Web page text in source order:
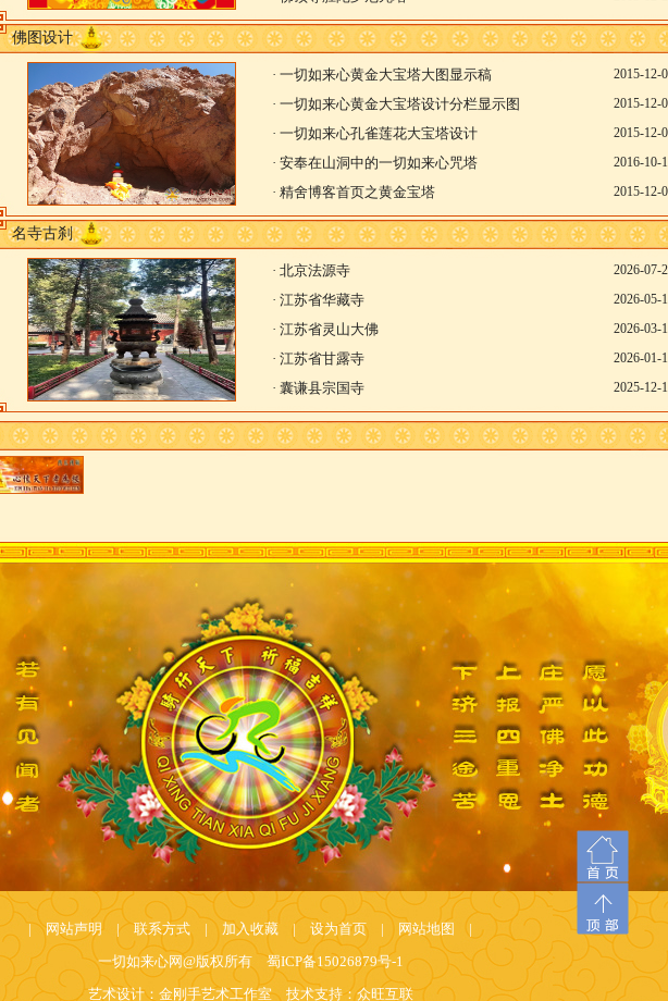
佛图设计
· 一切如来心黄金大宝塔大图显示稿 2015-12-
· 一切如来心黄金大宝塔设计分栏显示图 2015-12-
· 一切如来心孔雀莲花大宝塔设计 2015-12-
· 安奉在山洞中的一切如来心咒塔 2016-10-
· 精舍博客首页之黄金宝塔 2015-12-
名寺古刹
· 北京法源寺 2026-07-
· 江苏省华藏寺 2026-05-
· 江苏省灵山大佛 2026-03-
· 江苏省甘露寺 2026-01-
· 囊谦县宗国寺 2025-12-
|网站声明|联系方式 | 加入收藏| 设为首页| 网站地图
|
一切如来心网@版权所有蜀ICP备15026879号-1
艺术设计：金刚手艺术工作室 技术支持：众旺互联